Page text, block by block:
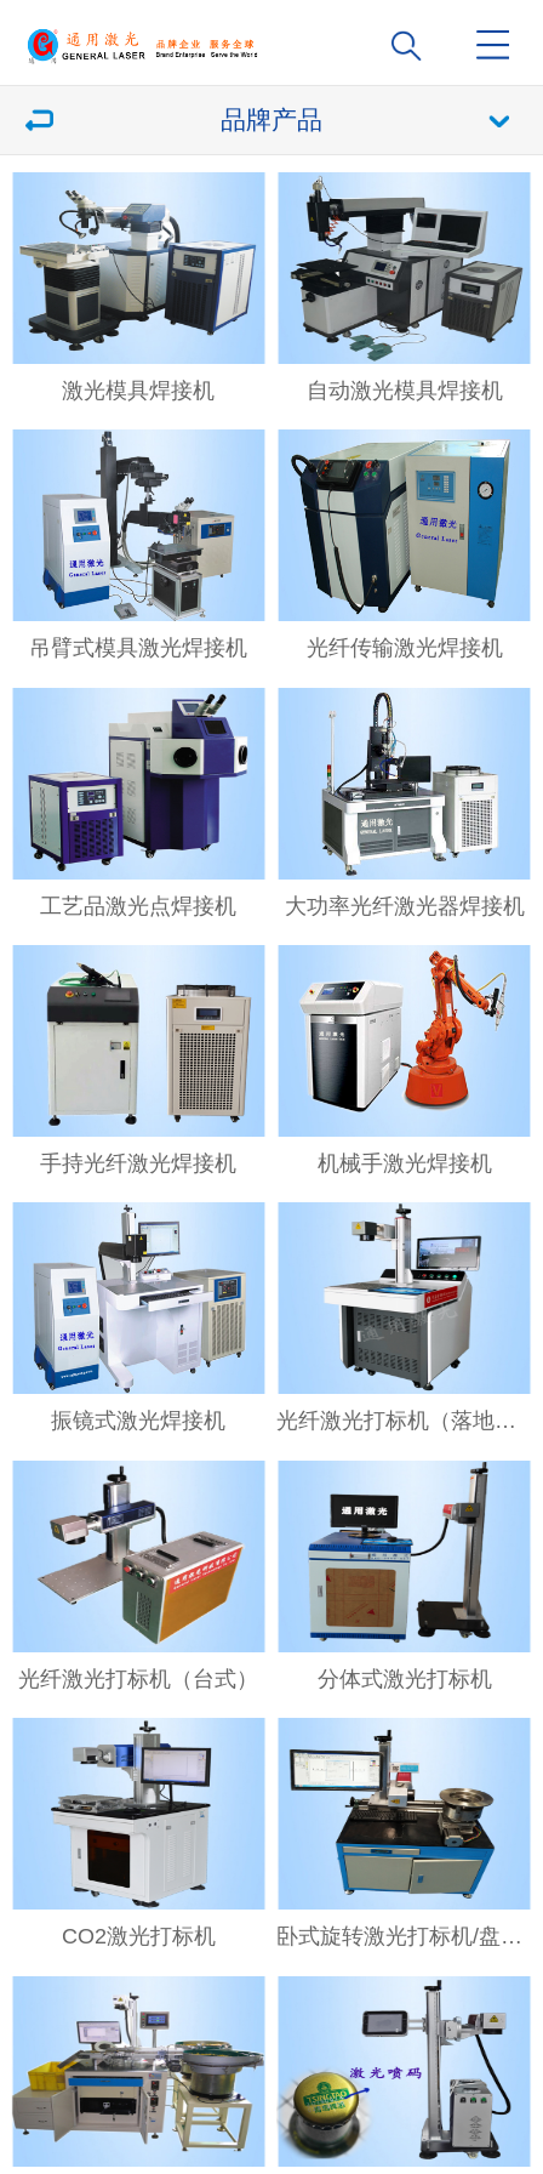
品牌产品
激光模具焊接机 自动激光模具焊接机
吊臂式模具激光焊接机 光纤传输激光焊接机
工艺品激光点焊接机 大功率光纤激光器焊接机
手持光纤激光焊接机 机械手激光焊接机
振镜式激光焊接机 光纤激光打标机（落地式）
光纤激光打标机（台式） 分体式激光打标机
CO2激光打标机 卧式旋转激光打标机/盘类激光打标设备